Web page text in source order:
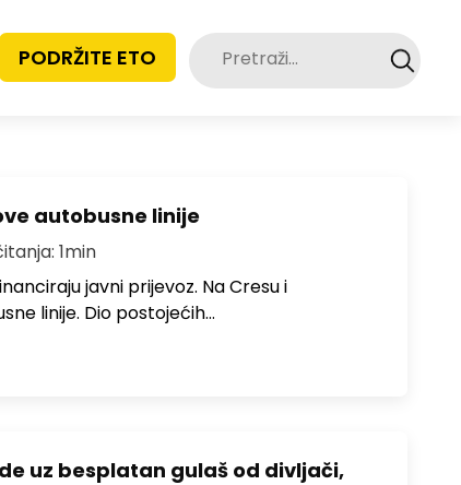
PODRŽITE ETO Pretraži:
autobusne linije
1min
javni prijevoz. Na Cresu i
linije. Dio postojećih…
uz besplatan gulaš od divljači,